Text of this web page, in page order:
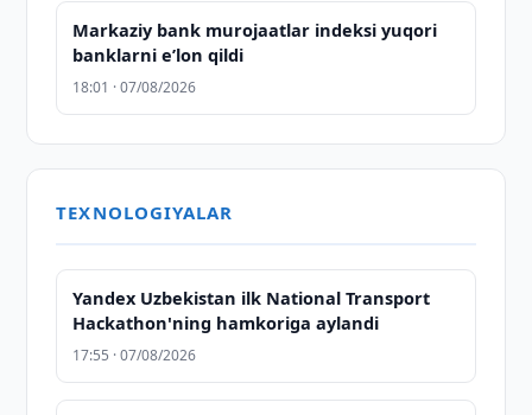
Markaziy bank murojaatlar indeksi yuqori
banklarni eʼlon qildi
18:01 · 07/08/2026
TEXNOLOGIYALAR
Yandex Uzbekistan ilk National Transport
Hackathon'ning hamkoriga aylandi
17:55 · 07/08/2026